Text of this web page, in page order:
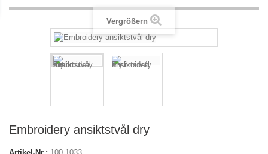
Vergrößern
Embroidery ansiktstvål dry